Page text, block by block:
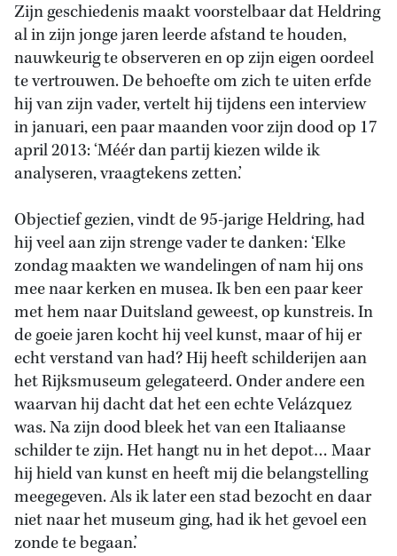
Zijn geschiedenis maakt voorstelbaar dat Heldring
al in zijn jonge jaren leerde afstand te houden,
nauwkeurig te observeren en op zijn eigen oordeel
te vertrouwen. De behoefte om zich te uiten erfde
hij van zijn vader, vertelt hij tijdens een interview
in januari, een paar maanden voor zijn dood op 17
april 2013: ‘Méér dan partij kiezen wilde ik
analyseren, vraagtekens zetten.’
Objectief gezien, vindt de 95-jarige Heldring, had
hij veel aan zijn strenge vader te danken: ‘Elke
zondag maakten we wandelingen of nam hij ons
mee naar kerken en musea. Ik ben een paar keer
met hem naar Duitsland geweest, op kunstreis. In
de goeie jaren kocht hij veel kunst, maar of hij er
echt verstand van had? Hij heeft schilderijen aan
het Rijksmuseum gelegateerd. Onder andere een
waarvan hij dacht dat het een echte Velázquez
was. Na zijn dood bleek het van een Italiaanse
schilder te zijn. Het hangt nu in het depot… Maar
hij hield van kunst en heeft mij die belangstelling
meegegeven. Als ik later een stad bezocht en daar
niet naar het museum ging, had ik het gevoel een
zonde te begaan.’